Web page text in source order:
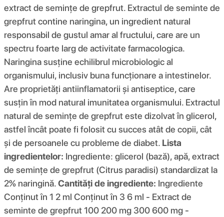
extract de semințe de grepfrut. Extractul de seminte de
grepfrut contine naringina, un ingredient natural
responsabil de gustul amar al fructului, care are un
spectru foarte larg de activitate farmacologica.
Naringina susține echilibrul microbiologic al
organismului, inclusiv buna funcționare a intestinelor.
Are proprietăți antiinflamatorii și antiseptice, care
susțin în mod natural imunitatea organismului. Extractul
natural de semințe de grepfrut este dizolvat în glicerol,
astfel încât poate fi folosit cu succes atât de copii, cât
și de persoanele cu probleme de diabet. Lista
ingredientelor: Ingrediente: glicerol (bază), apă, extract
de semințe de grepfrut (Citrus paradisi) standardizat la
2% naringină.Cantități de ingrediente: Ingrediente
Conținut în 1 2 ml Conținut în 3 6 ml - Extract de
seminte de grepfrut 100 200 mg 300 600 mg -